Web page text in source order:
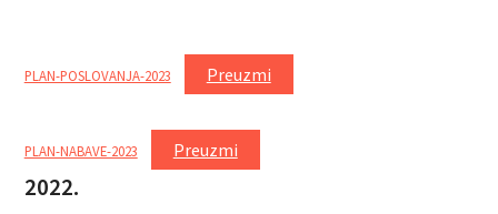
PLAN-POSLOVANJA-2023 Preuzmi
PLAN-NABAVE-2023 Preuzmi
2022.